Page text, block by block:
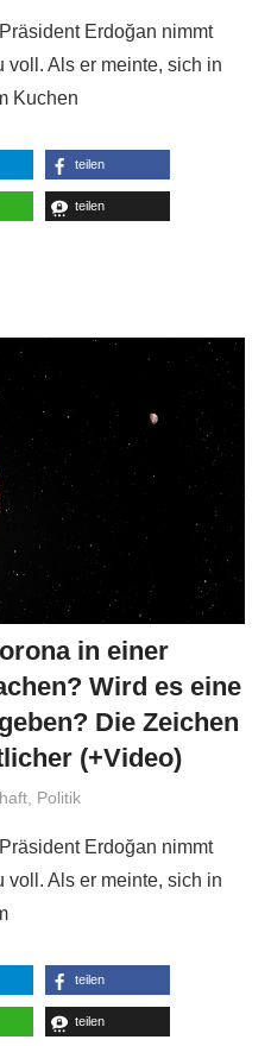
Erdoğan nimmt
Als er meinte, sich in
Kuchen
teilen
teilen
in einer
Wird es eine
Die Zeichen
(+Video)
Politik
Erdoğan nimmt
Als er meinte, sich in
teilen
teilen